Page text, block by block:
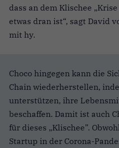
dass an dem Klischee „Krise
etwas dran ist“, sagt David
mit hy.
Choco hingegen kann die
Chain wiederherstellen,
unterstützen, ihre
beschaffen. Damit ist auch
für dieses „Klischee”.
Startup in der Corona-